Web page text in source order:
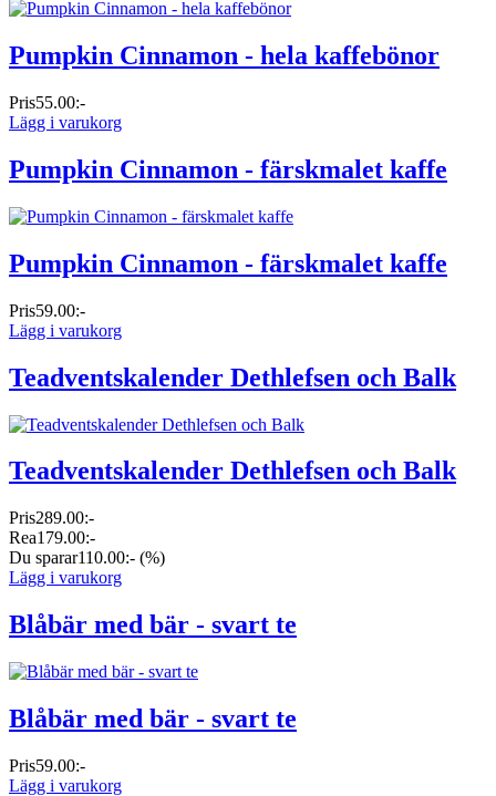
Pumpkin Cinnamon - hela kaffebönor
Pris55.00:-
Lägg i varukorg
Pumpkin Cinnamon - färskmalet kaffe
Pumpkin Cinnamon - färskmalet kaffe
Pris59.00:-
Lägg i varukorg
Teadventskalender Dethlefsen och Balk
Teadventskalender Dethlefsen och Balk
Pris289.00:-
Rea179.00:-
Du sparar110.00:- (%)
Lägg i varukorg
Blåbär med bär - svart te
Blåbär med bär - svart te
Pris59.00:-
Lägg i varukorg